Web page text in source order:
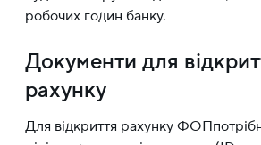
робочих годин банку.
Документи для
рахунку
Для відкриття рахунку